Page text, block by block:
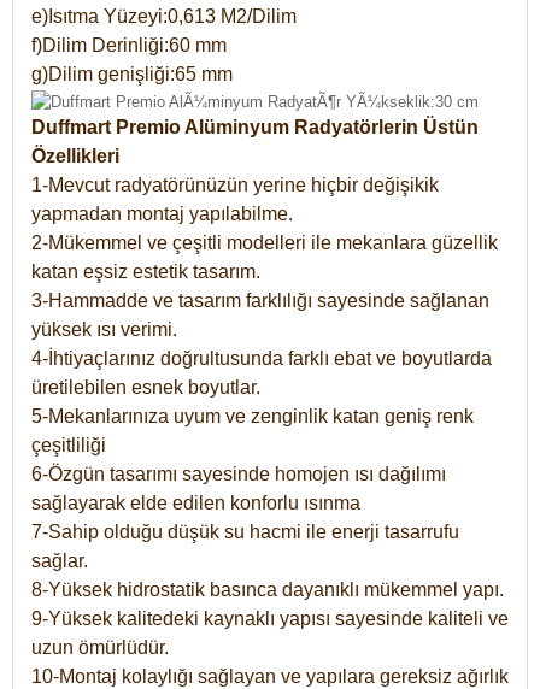
e)Isıtma Yüzeyi:0,613 M2/Dilim
f)Dilim Derinliği:60 mm
g)Dilim genişliği:65 mm
Duffmart Premio Alüminyum Radyatörlerin Üstün
Özellikleri
1-Mevcut radyatörünüzün yerine hiçbir değişikik
yapmadan montaj yapılabilme.
2-Mükemmel ve çeşitli modelleri ile mekanlara güzellik
katan eşsiz estetik tasarım.
3-Hammadde ve tasarım farklılığı sayesinde sağlanan
yüksek ısı verimi.
4-İhtiyaçlarınız doğrultusunda farklı ebat ve boyutlarda
üretilebilen esnek boyutlar.
5-Mekanlarınıza uyum ve zenginlik katan geniş renk
çeşitliliği
6-Özgün tasarımı sayesinde homojen ısı dağılımı
sağlayarak elde edilen konforlu ısınma
7-Sahip olduğu düşük su hacmi ile enerji tasarrufu
sağlar.
8-Yüksek hidrostatik basınca dayanıklı mükemmel yapı.
9-Yüksek kalitedeki kaynaklı yapısı sayesinde kaliteli ve
uzun ömürlüdür.
10-Montaj kolaylığı sağlayan ve yapılara gereksiz ağırlık